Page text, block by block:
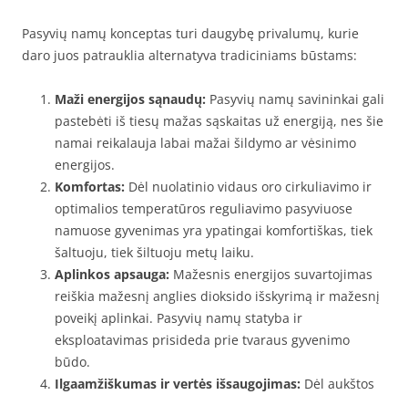
Pasyvių namų konceptas turi daugybę privalumų, kurie
daro juos patrauklia alternatyva tradiciniams būstams:
Maži energijos sąnaudų: Pasyvių namų savininkai gali
pastebėti iš tiesų mažas sąskaitas už energiją, nes šie
namai reikalauja labai mažai šildymo ar vėsinimo
energijos.
Komfortas: Dėl nuolatinio vidaus oro cirkuliavimo ir
optimalios temperatūros reguliavimo pasyviuose
namuose gyvenimas yra ypatingai komfortiškas, tiek
šaltuoju, tiek šiltuoju metų laiku.
Aplinkos apsauga: Mažesnis energijos suvartojimas
reiškia mažesnį anglies dioksido išskyrimą ir mažesnį
poveikį aplinkai. Pasyvių namų statyba ir
eksploatavimas prisideda prie tvaraus gyvenimo
būdo.
Ilgaamžiškumas ir vertės išsaugojimas: Dėl aukštos